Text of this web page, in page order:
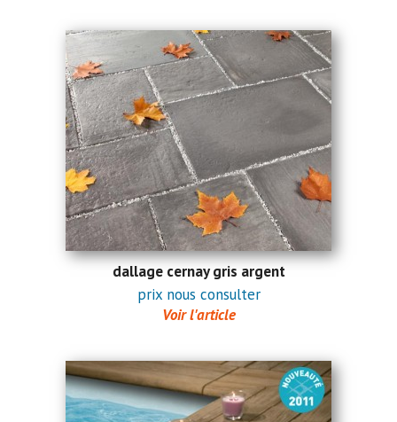
dallage cernay gris argent
prix nous consulter
Voir l'article